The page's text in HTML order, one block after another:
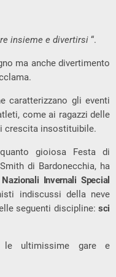
insieme e divertirsi “.
ma anche divertimento
caratterizzano gli eventi
come ai ragazzi delle
crescita insostituibile.
gioiosa Festa di
di Bardonecchia, ha
Invernali Special
indiscussi della neve
seguenti discipline: sci
ultimissime gare e